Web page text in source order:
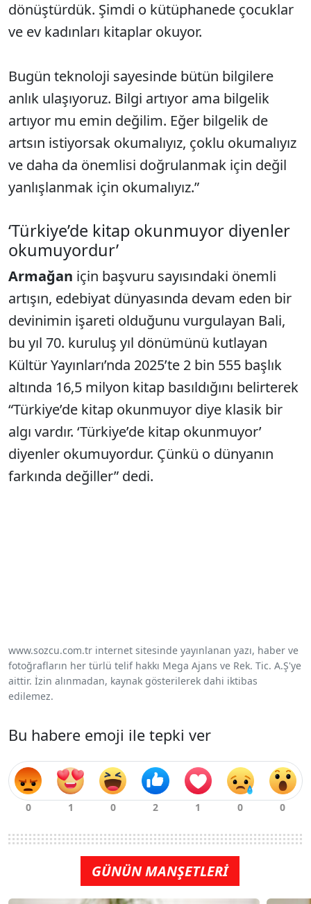
dönüştürdük. Şimdi o kütüphanede çocuklar
ve ev kadınları kitaplar okuyor.
Bugün teknoloji sayesinde bütün bilgilere
anlık ulaşıyoruz. Bilgi artıyor ama bilgelik
artıyor mu emin değilim. Eğer bilgelik de
artsın istiyorsak okumalıyız, çoklu okumalıyız
ve daha da önemlisi doğrulanmak için değil
yanlışlanmak için okumalıyız.”
‘Türkiye’de kitap okunmuyor diyenler
okumuyordur’
Armağan için başvuru sayısındaki önemli
artışın, edebiyat dünyasında devam eden bir
devinimin işareti olduğunu vurgulayan Bali,
bu yıl 70. kuruluş yıl dönümünü kutlayan
Kültür Yayınları’nda 2025’te 2 bin 555 başlık
altında 16,5 milyon kitap basıldığını belirterek
“Türkiye’de kitap okunmuyor diye klasik bir
algı vardır. ‘Türkiye’de kitap okunmuyor’
diyenler okumuyordur. Çünkü o dünyanın
farkında değiller” dedi.
www.sozcu.com.tr internet sitesinde yayınlanan yazı, haber ve
fotoğrafların her türlü telif hakkı Mega Ajans ve Rek. Tic. A.Ş'ye
aittir. İzin alınmadan, kaynak gösterilerek dahi iktibas
edilemez.
Bu habere emoji ile tepki ver
GÜNÜN MANŞETLERİ